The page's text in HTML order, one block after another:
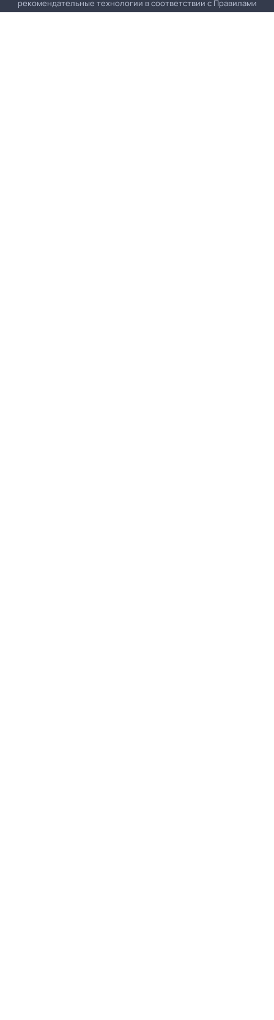
рекомендательные технологии в соответствии с Правилами